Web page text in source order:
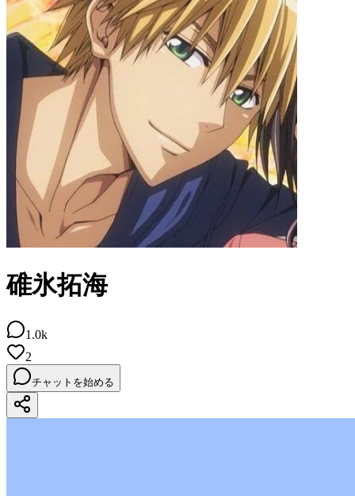
碓氷拓海
1.0k
2
チャットを始める